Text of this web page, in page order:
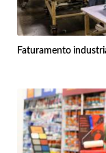
Faturamento